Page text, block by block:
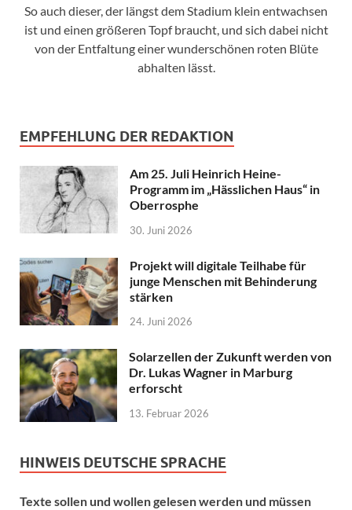
So auch dieser, der längst dem Stadium klein entwachsen
ist und einen größeren Topf braucht, und sich dabei nicht
von der Entfaltung einer wunderschönen roten Blüte
abhalten lässt.
EMPFEHLUNG DER REDAKTION
Am 25. Juli Heinrich Heine-
Programm im „Hässlichen Haus“ in
Oberrosphe
30. Juni 2026
Projekt will digitale Teilhabe für
junge Menschen mit Behinderung
stärken
24. Juni 2026
Solarzellen der Zukunft werden von
Dr. Lukas Wagner in Marburg
erforscht
13. Februar 2026
HINWEIS DEUTSCHE SPRACHE
Texte sollen und wollen gelesen werden und müssen